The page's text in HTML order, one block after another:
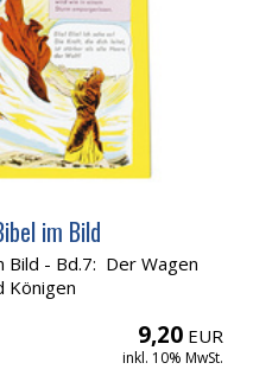
im Bild
Bild - Bd.7: Der Wagen
Königen
9,20 EUR
inkl. 10% MwSt.